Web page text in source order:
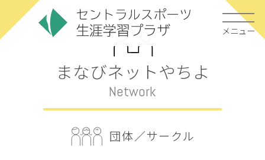
メニュー
まなびネットやちよ
Network
団体／サークル